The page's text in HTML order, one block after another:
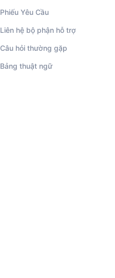
Phiếu Yêu Cầu
Liên hệ bộ phận hỗ trợ
Câu hỏi thường gặp
Bảng thuật ngữ